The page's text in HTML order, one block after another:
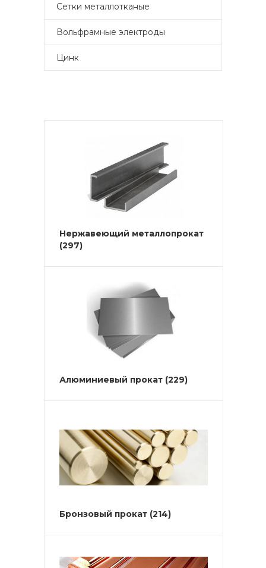
Сетки металлотканые
Вольфрамные электроды
Цинк
Нержавеющий металлопрокат
(297)
Алюминиевый прокат (229)
Бронзовый прокат (214)